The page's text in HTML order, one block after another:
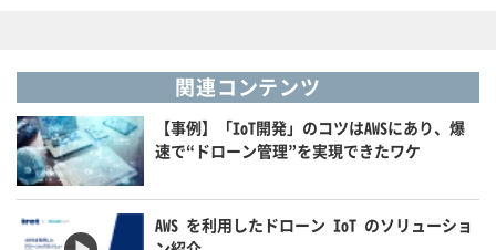
関連コンテンツ
【事例】「IoT開発」のコツはAWSにあり、爆
速で“ドローン管理”を実現できたワケ
AWS を利用したドローン IoT のソリューショ